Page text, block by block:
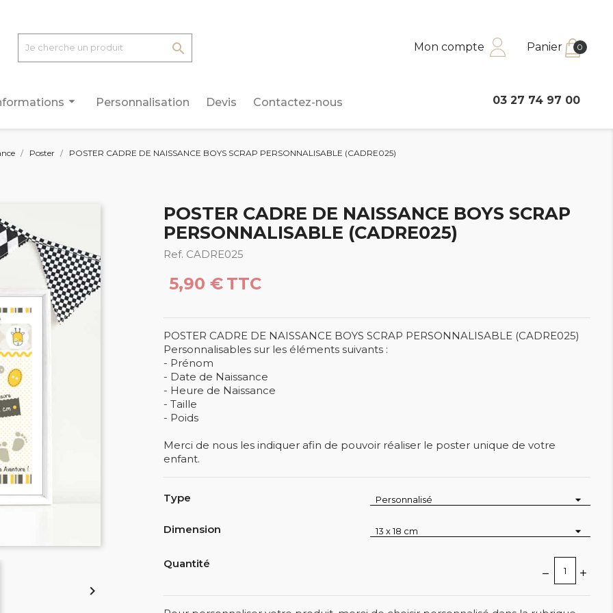
 Mon compte Panier 0
arrow_drop_down Personnalisation Devis Contactez-nous 03 27 74 97 00
Poster POSTER CADRE DE NAISSANCE BOYS SCRAP PERSONNALISABLE (CADRE025)

POSTER CADRE DE NAISSANCE BOYS SCRAP
PERSONNALISABLE (CADRE025)
Ref. CADRE025
5,90 € TTC
POSTER CADRE DE NAISSANCE BOYS SCRAP PERSONNALISABLE (CADRE025)
Personnalisables sur les éléments suivants :
- Prénom
- Date de Naissance
- Heure de Naissance
- Taille
- Poids
Merci de nous les indiquer afin de pouvoir réaliser le poster unique de votre
enfant.
Type
Dimension
Quantité